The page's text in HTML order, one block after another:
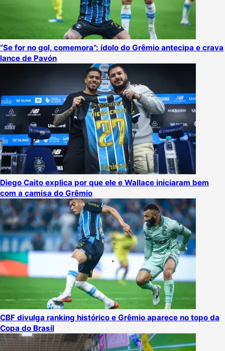
“Se for no gol, comemora”: ídolo do Grêmio antecipa e crava
lance de Pavón
Diego Caito explica por que ele e Wallace iniciaram bem
com a camisa do Grêmio
CBF divulga ranking histórico e Grêmio aparece no topo da
Copa do Brasil